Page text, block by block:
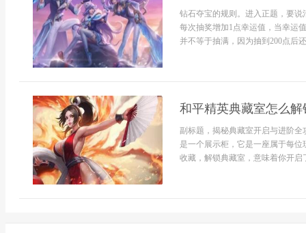
钻石夺宝的规则。进入正题，要
每次抽奖增加1点幸运值，当幸运
并不等于抽满，因为抽到200点后
和平精英典藏室怎么
副标题，揭秘典藏室开启与进阶
是一个展示柜，它是一座属于每
收藏，解锁典藏室，意味着你开启